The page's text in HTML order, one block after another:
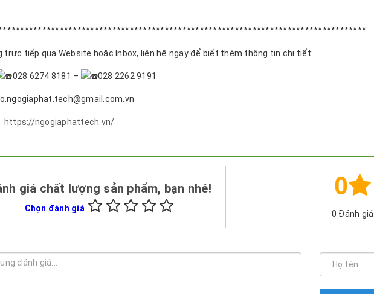
trực tiếp qua Website hoặc Inbox, liên hệ ngay để biết thêm thông tin chi tiết:
028 6274 8181 – 028 2262 9191
https://ngogiaphattech.vn/
giá chất lượng sản phẩm, bạn nhé!
Chọn đánh giá
0
0 Đánh giá